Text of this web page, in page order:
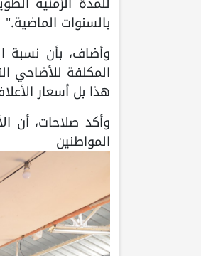
بالسنوات الماضية."
هذا بل أسعار
وأكد صلاحات، أن